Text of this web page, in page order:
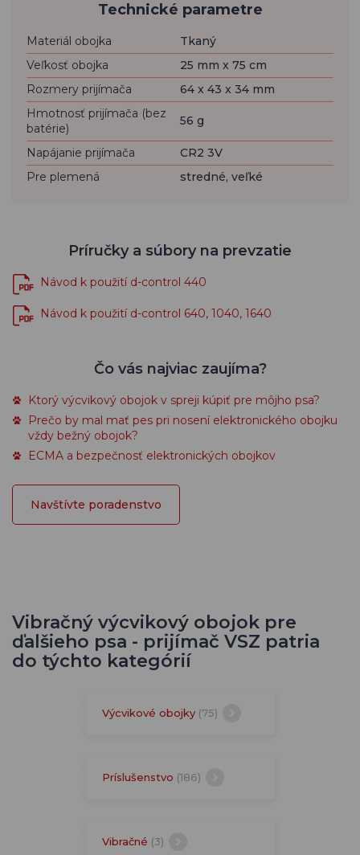
Technické parametre
Materiál obojka
Tkaný
Veľkosť obojka
25 mm x 75 cm
Rozmery prijímača
64 x 43 x 34 mm
Hmotnosť prijímača (bez
batérie)
56 g
Napájanie prijímača
CR2 3V
Pre plemená
stredné, veľké
Príručky a súbory na prevzatie
Návod k použití d-control 440
Návod k použití d-control 640, 1040, 1640
Čo vás najviac zaujíma?
Ktorý výcvikový obojok v spreji kúpiť pre môjho psa?
Prečo by mal mať pes pri nosení elektronického obojku
vždy bežný obojok?
ECMA a bezpečnosť elektronických obojkov
Navštívte poradenstvo
Vibračný výcvikový obojok pre
ďalšieho psa - prijímač VSZ patria
do týchto kategórií
Výcvikové obojky (75)
Príslušenstvo (186)
Vibračné (3)